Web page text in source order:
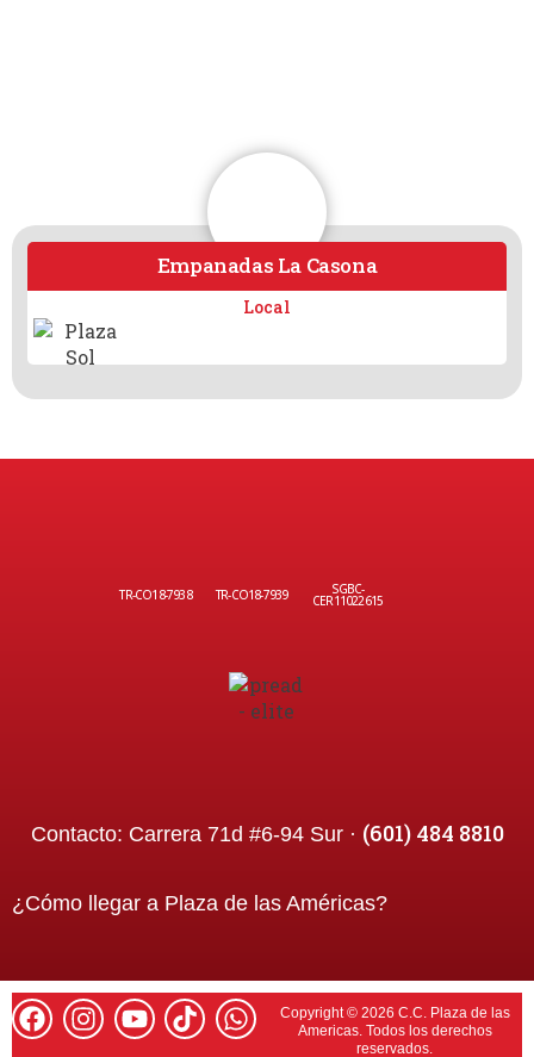
Empanadas La Casona
Local
TR-CO18-7938 TR-CO18-7939 SGBC-
CER11022615
Contacto: Carrera 71d #6-94 Sur · (601) 484 8810
¿Cómo llegar a Plaza de las Américas?
Copyright © 2026 C.C. Plaza de las
Americas. Todos los derechos
reservados.